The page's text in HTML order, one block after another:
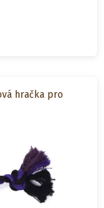
hračka pro